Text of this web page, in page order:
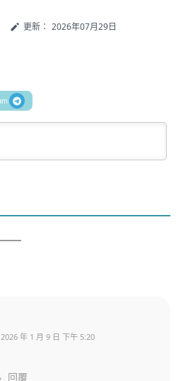
更新： 2026年07月29日
2026 年 1 月 9 日 下午 5:20
回覆